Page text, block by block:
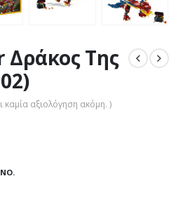
Δράκος Της
καμία αξιολόγηση ακόμη. )